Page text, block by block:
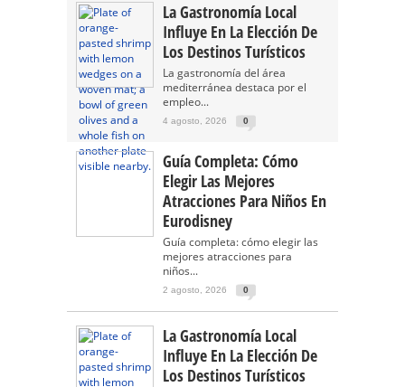
La Gastronomía Local
Influye En La Elección De
Los Destinos Turísticos
La gastronomía del área
mediterránea destaca por el
empleo...
4 agosto, 2026 0
Guía Completa: Cómo
Elegir Las Mejores
Atracciones Para Niños En
Eurodisney
Guía completa: cómo elegir las
mejores atracciones para
niños...
2 agosto, 2026 0
La Gastronomía Local
Influye En La Elección De
Los Destinos Turísticos